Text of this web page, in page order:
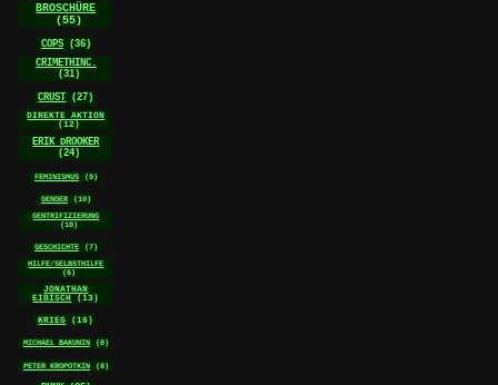
BROSCHÜRE
(55)
COPS (36)
CRIMETHINC.
(31)
CRUST (27)
DIREKTE AKTION
(12)
ERIK DROOKER
(24)
FEMINISMUS (9)
GENDER
(10)
GENTRIFIZIERUNG
(10)
GESCHICHTE
(7)
HILFE/SELBSTHILFE
(6)
JONATHAN
EIBISCH
(13)
KRIEG (16)
MICHAEL BAKUNIN (8)
PETER KROPOTKIN (8)